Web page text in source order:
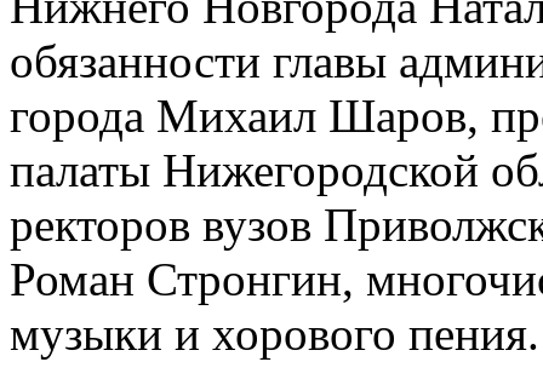
обязанности главы
города Михаил Шаров,
палаты Нижегородской
ректоров вузов
Роман Стронгин,
музыки и хорового пения.